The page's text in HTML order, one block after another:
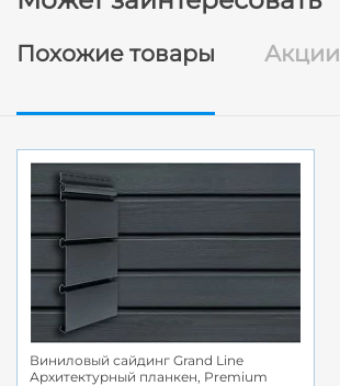
Похожие товары Акции
Виниловый сайдинг Grand Line
Архитектурный планкен, Premium